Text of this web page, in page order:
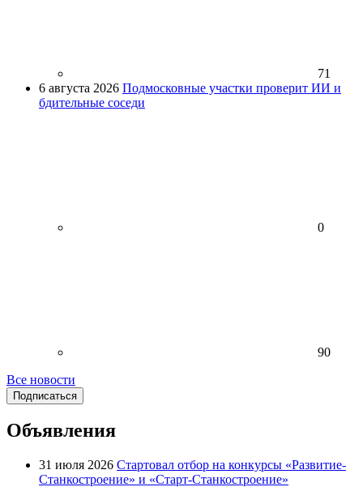
71
6 августа 2026 Подмосковные участки проверит ИИ и
бдительные соседи
0
90
Все новости
Подписаться
Объявления
31 июля 2026 Стартовал отбор на конкурсы «Развитие-
Станкостроение» и «Старт-Станкостроение»